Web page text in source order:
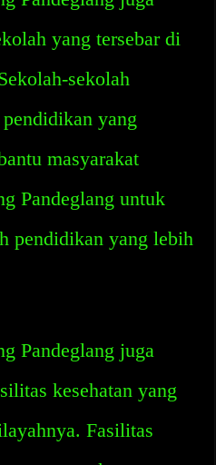
yang tersebar di
sekolah
yang
masyarakat
Pandeglang untuk
pendidikan yang lebih
Pandeglang juga
kesehatan yang
Fasilitas